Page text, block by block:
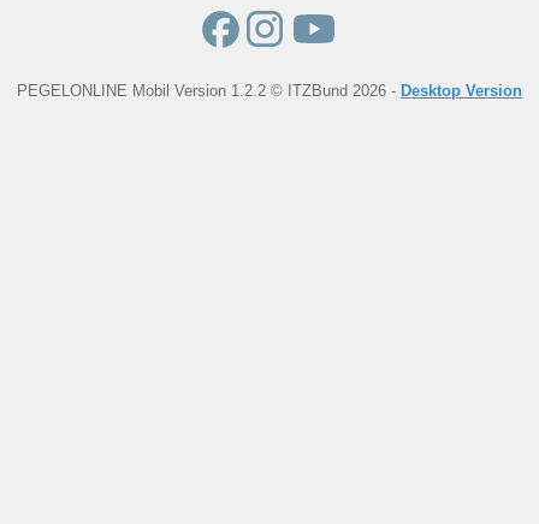
PEGELONLINE Mobil Version 1.2.2 © ITZBund 2026 - Desktop Version